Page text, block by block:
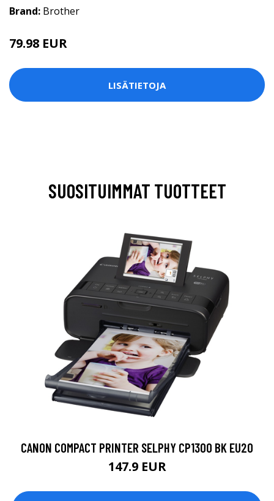
Brand: Brother
79.98 EUR
LISÄTIETOJA
SUOSITUIMMAT TUOTTEET
CANON COMPACT PRINTER SELPHY CP1300 BK EU20
147.9 EUR